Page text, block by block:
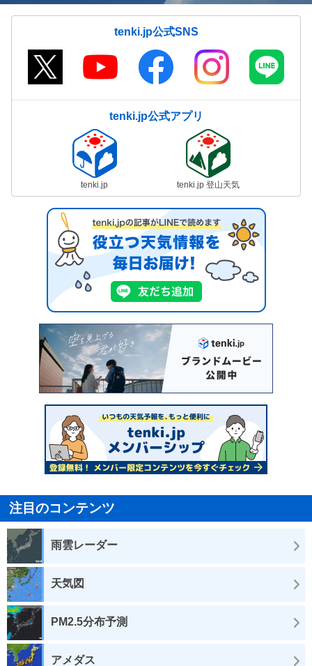
tenki.jp公式SNS
tenki.jp公式アプリ
tenki.jp tenki.jp 登山天気
注目のコンテンツ
雨雲レーダー
天気図
PM2.5分布予測
アメダス